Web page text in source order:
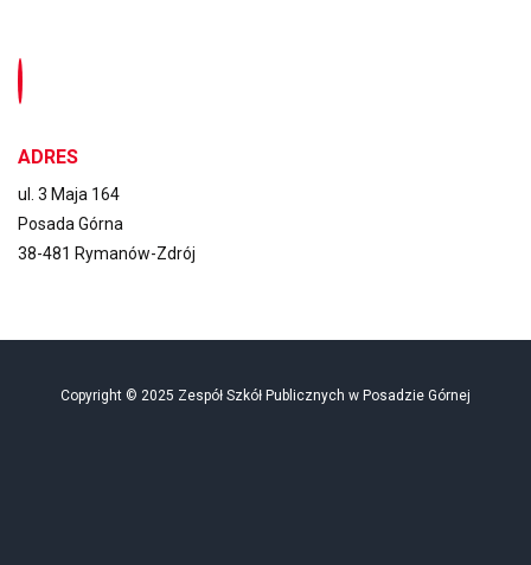
ADRES
ul. 3 Maja 164
Posada Górna
38-481 Rymanów-Zdrój
Copyright © 2025 Zespół Szkół Publicznych w Posadzie Górnej